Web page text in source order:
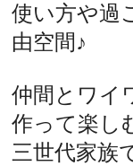
使い方や過
由空間♪
仲間とワイ
作って楽し
三世代家族